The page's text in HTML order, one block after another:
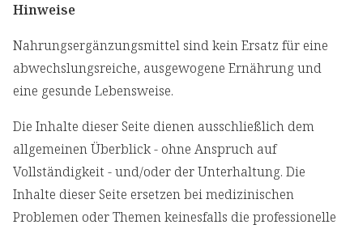
Hinweise
Nahrungsergänzungsmittel sind kein Ersatz für eine
abwechslungsreiche, ausgewogene Ernährung und
eine gesunde Lebensweise.
Die Inhalte dieser Seite dienen ausschließlich dem
allgemeinen Überblick - ohne Anspruch auf
Vollständigkeit - und/oder der Unterhaltung. Die
Inhalte dieser Seite ersetzen bei medizinischen
Problemen oder Themen keinesfalls die professionelle